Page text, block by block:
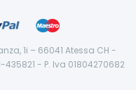
1i – 66041 Atessa CH -
435821 - P. Iva 01804270682